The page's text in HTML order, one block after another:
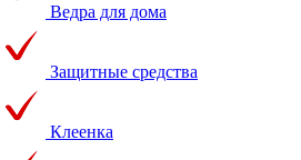
Ведра для дома
Защитные средства
Клеенка